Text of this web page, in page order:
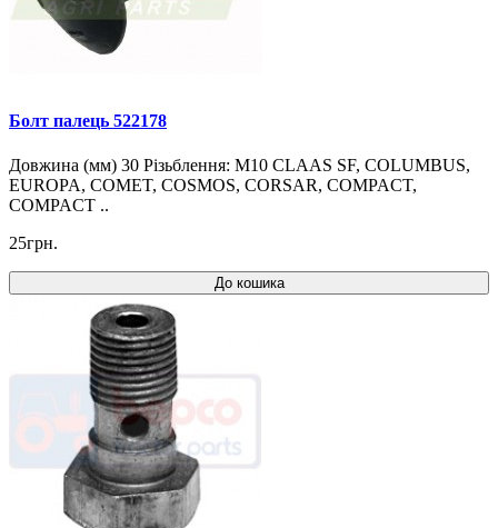
Болт палець 522178
Довжина (мм) 30 Різьблення: M10 CLAAS SF, COLUMBUS,
EUROPA, COMET, COSMOS, CORSAR, COMPACT,
COMPACT ..
25грн.
До кошика